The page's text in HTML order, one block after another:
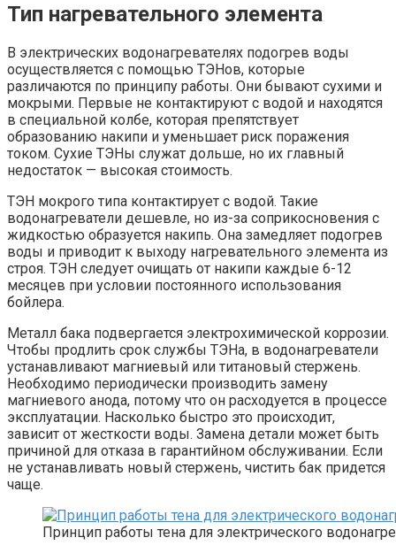
Тип нагревательного элемента
В электрических водонагревателях подогрев воды
осуществляется с помощью ТЭНов, которые
различаются по принципу работы. Они бывают сухими и
мокрыми. Первые не контактируют с водой и находятся
в специальной колбе, которая препятствует
образованию накипи и уменьшает риск поражения
током. Сухие ТЭНы служат дольше, но их главный
недостаток — высокая стоимость.
ТЭН мокрого типа контактирует с водой. Такие
водонагреватели дешевле, но из-за соприкосновения с
жидкостью образуется накипь. Она замедляет подогрев
воды и приводит к выходу нагревательного элемента из
строя. ТЭН следует очищать от накипи каждые 6-12
месяцев при условии постоянного использования
бойлера.
Металл бака подвергается электрохимической коррозии.
Чтобы продлить срок службы ТЭНа, в водонагреватели
устанавливают магниевый или титановый стержень.
Необходимо периодически производить замену
магниевого анода, потому что он расходуется в процессе
эксплуатации. Насколько быстро это происходит,
зависит от жесткости воды. Замена детали может быть
причиной для отказа в гарантийном обслуживании. Если
не устанавливать новый стержень, чистить бак придется
чаще.
Принцип работы тена для электрического